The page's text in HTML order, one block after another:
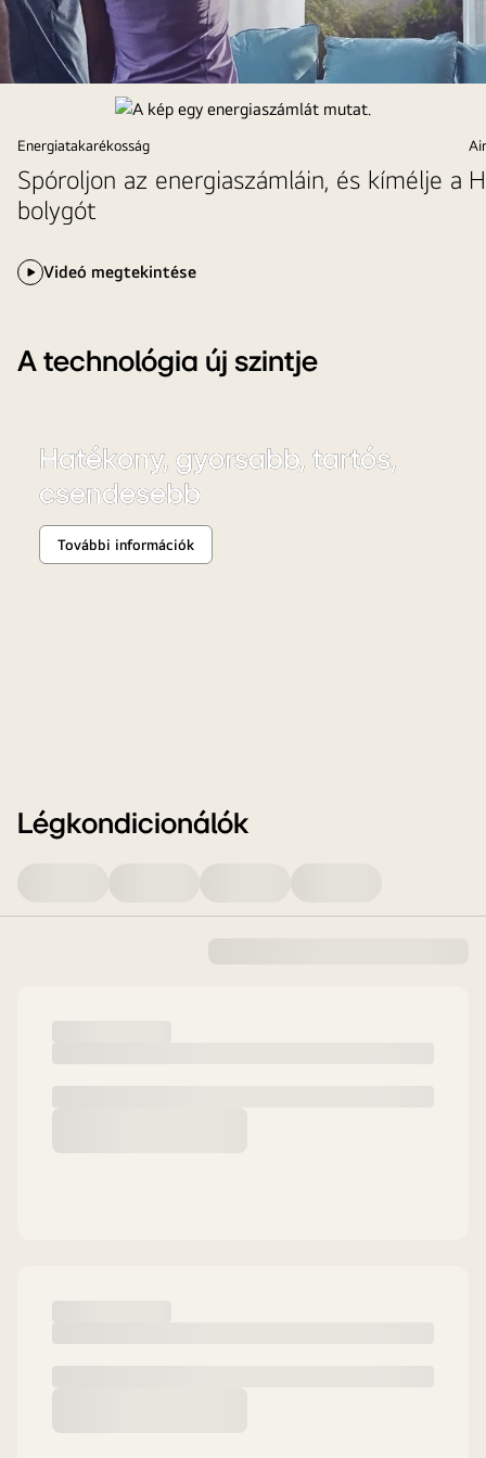
egy
férfi
egy
látható,
légkondicionálót
Energiatakarékosság
Spóroljon az energiaszámláin, és kímélje a
bolygót
Videó megtekintése
A technológia új szintje
gyorsabb,
tartós,
csendesebb
klíma
Hatékony, gyorsabb, tartós,
csendesebb
További információk
Légkondicionálók